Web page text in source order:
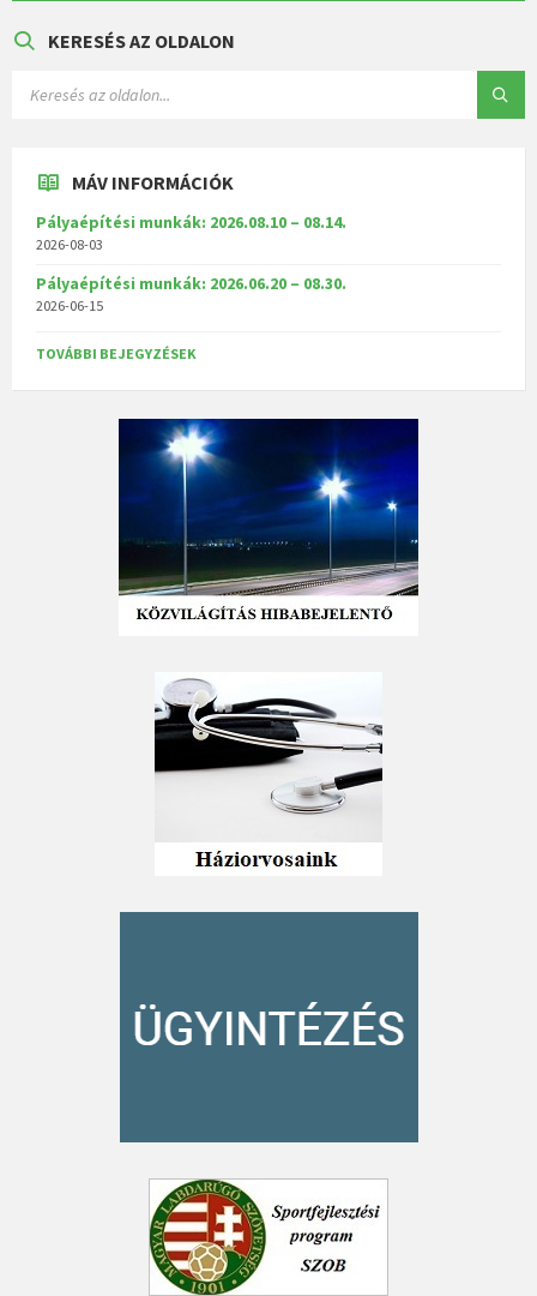
KERESÉS AZ OLDALON
MÁV INFORMÁCIÓK
Pályaépítési munkák: 2026.08.10 – 08.14.
2026-08-03
Pályaépítési munkák: 2026.06.20 – 08.30.
2026-06-15
TOVÁBBI BEJEGYZÉSEK